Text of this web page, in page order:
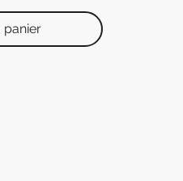
panier